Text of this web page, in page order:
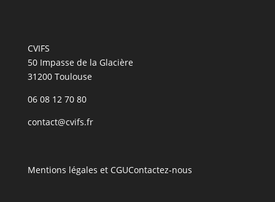
CVIFS
50 Impasse de la Glacière
31200 Toulouse
06 08 12 70 80
contact@cvifs.fr
Mentions légales et CGUContactez-nous